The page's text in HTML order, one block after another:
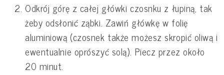
Odkrój górę z całej główki czosnku z łupiną, tak
żeby odsłonić ząbki. Zawiń główkę w folię
aluminiową (czosnek także możesz skropić oliwą i
ewentualnie oprószyć solą). Piecz przez około
20 minut.